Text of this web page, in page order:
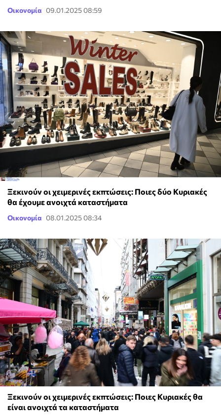
Οικονομία 09.01.2025 08:59
Ξεκινούν οι χειμερινές εκπτώσεις: Ποιες δύο Κυριακές
θα έχουμε ανοιχτά καταστήματα
Οικονομία 08.01.2025 08:34
Ξεκινούν οι χειμερινές εκπτώσεις: Ποιες Κυριακές θα
είναι ανοιχτά τα καταστήματα